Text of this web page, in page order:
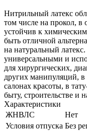
Нитрильный латекс
том числе на прокол, в
устойчив к
быть отличной
на натуральный
универсальными и
для хирургических,
других манипуляций, в
салонах красоты, в
быту, строительстве и
Характеристики
ЖНВЛС
Нет
Условия отпуска Без